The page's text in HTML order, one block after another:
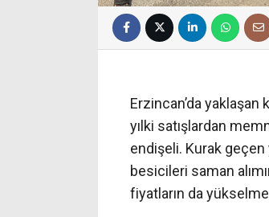
Erzincan’da yaklaşan
yılki satışlardan
endişeli. Kurak
besicileri saman
fiyatların da